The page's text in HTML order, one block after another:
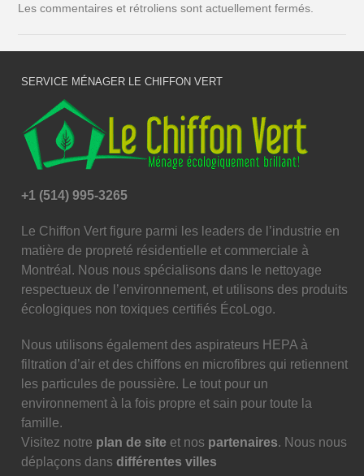
Les commentaires et rétroliens sont actuellement fermés.
SERVICE MÉNAGER LE CHIFFON VERT
+1 (514) 995-3265
Le Chiffon Vert figure parmi les leaders de l’industrie en
matière de propreté résidentielle et commerciale à
Montréal. Nous nous spécialisons dans le nettoyage
respectueux de l’environnement, et utilisons des produits
écologiques non toxiques certifiés ÉcoLogo.
Nous utilisons également des aspirateurs HEPA à
filtration d’air et des chiffons en microfibres qui retiennent
les particules de poussière. Le tout pour un
environnement à la fois propre et sain pour toute la
famille.
Visitez notre plan de site et nos partenaires. Nous nous
déplaçons dansdifférentes villes